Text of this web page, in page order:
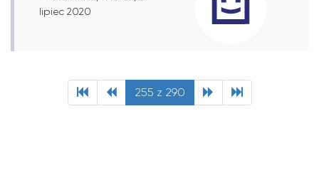
lipiec 2020
255 z 290